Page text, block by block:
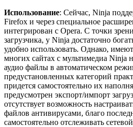
Использование: Сейчас, Ninja
Firefox и через специальное
интегрирован с Opera. С точки
загрузчика, у Ninja достаточно
удобно использовать. Однако,
многих сайтах с мультимедиа Ninja
аудио файлы в автоматическом
предустановленных категорий
придется самостоятельно их
предусмотрен экспорт/импорт
отсутствует возможность
файлов антивирусами, благо
самостоятельно отслеживать